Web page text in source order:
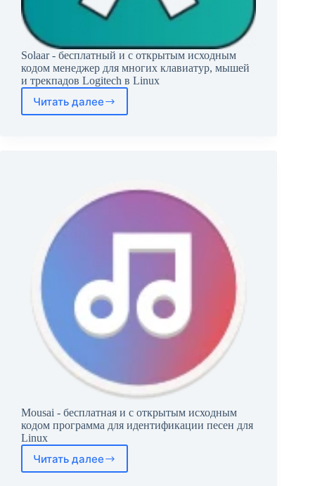
Solaar - бесплатный и с открытым исходным
кодом менеджер для многих клавиатур, мышей
и трекпадов Logitech в Linux
Читать далее
Solaar
Mousai - бесплатная и с открытым исходным
кодом программа для идентификации песен для
Linux
Читать далее
Mousai